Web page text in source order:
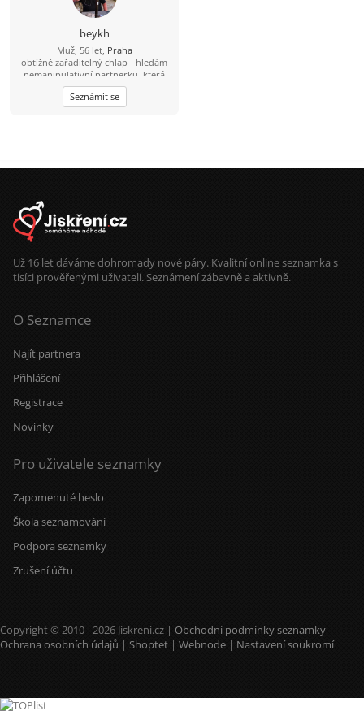
konečně vyberu, kým chci být. A
nebo taky ne. Blíženci nemusí. :-)
beykh
Muž, 56 let, Praha
obtížně zařaditelný chlap - hledám
nemanipulativní partnerku, která
nenosí masky, netahá za sebou stíny
a nemá zálibu v dramatech.... Je
taková? je jich málo, pro takovou si
Seznámit se
Už 16 let dáváme dohromady nové páry. Kvalitní online seznamka s
tisíci prověřenými uživateli. Seznámení zábavně a aktivně.
O Seznamce
Najít partnera
Přihlášení
Registrace
Novinky
Pro uživatele seznamky
Zapomenuté heslo
Škola seznamování
Podpora seznamky
Zrušení účtu
Copyright © 2010 - 2026 Jiskreni.cz | Obchodní podmínky seznamky |
Ochrana osobních údajů | Shoptet | Webnode | Nastavení soukromí